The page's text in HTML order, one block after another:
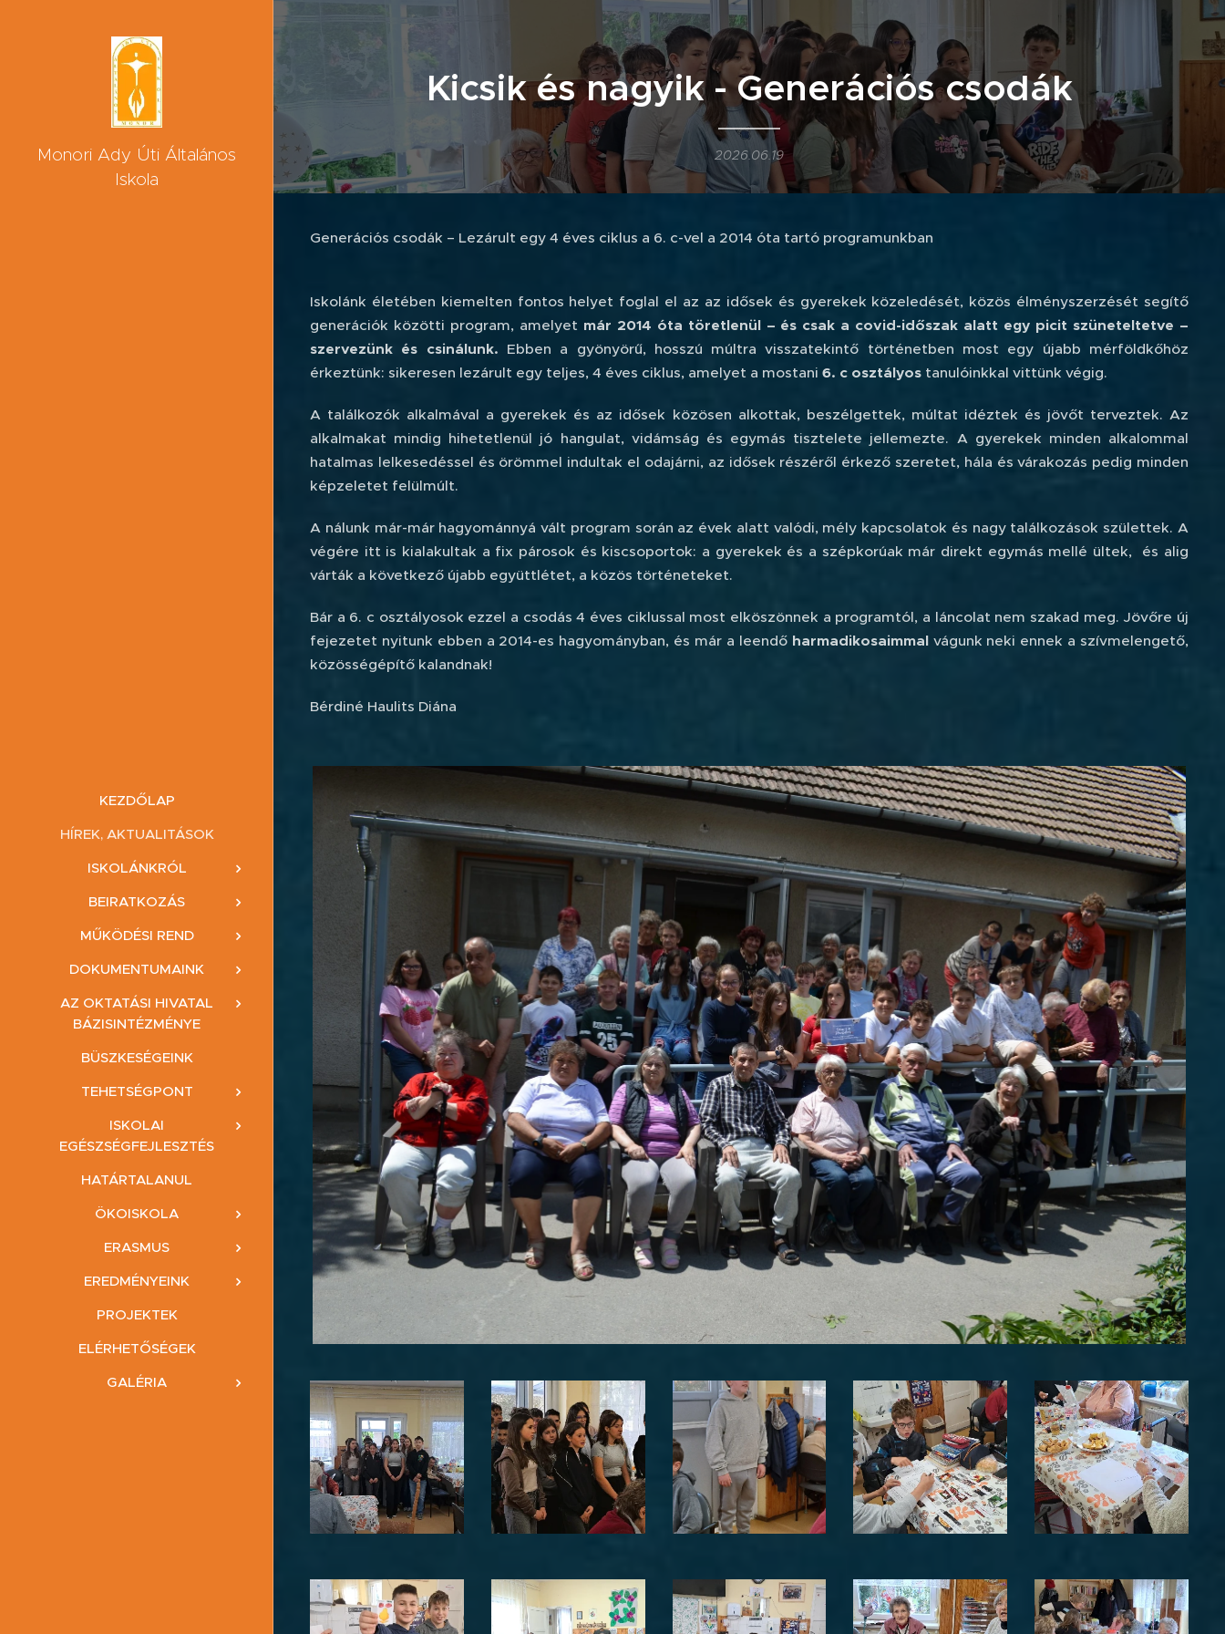
Monori Ady Úti Általános
Iskola
KEZDŐLAP
HÍREK, AKTUALITÁSOK
ISKOLÁNKRÓL
BEIRATKOZÁS
MŰKÖDÉSI REND
DOKUMENTUMAINK
AZ OKTATÁSI HIVATAL
BÁZISINTÉZMÉNYE
BÜSZKESÉGEINK
TEHETSÉGPONT
ISKOLAI
EGÉSZSÉGFEJLESZTÉS
HATÁRTALANUL
ÖKOISKOLA
ERASMUS
EREDMÉNYEINK
PROJEKTEK
ELÉRHETŐSÉGEK
GALÉRIA
Kicsik és nagyik - Generációs csodák
2026.06.19
Generációs csodák – Lezárult egy 4 éves ciklus a 6. c-vel a 2014 óta tartó programunkban
Iskolánk életében kiemelten fontos helyet foglal el az az idősek és gyerekek közeledését, közös élményszerzését segítő
generációk közötti program, amelyet már 2014 óta töretlenül – és csak a covid-időszak alatt egy picit szüneteltetve –
szervezünk és csinálunk. Ebben a gyönyörű, hosszú múltra visszatekintő történetben most egy újabb mérföldkőhöz
érkeztünk: sikeresen lezárult egy teljes, 4 éves ciklus, amelyet a mostani 6. c osztályos tanulóinkkal vittünk végig.
A találkozók alkalmával a gyerekek és az idősek közösen alkottak, beszélgettek, múltat idéztek és jövőt terveztek. Az
alkalmakat mindig hihetetlenül jó hangulat, vidámság és egymás tisztelete jellemezte. A gyerekek minden alkalommal
hatalmas lelkesedéssel és örömmel indultak el odajárni, az idősek részéről érkező szeretet, hála és várakozás pedig minden
képzeletet felülmúlt.
A nálunk már-már hagyománnyá vált program során az évek alatt valódi, mély kapcsolatok és nagy találkozások születtek. A
végére itt is kialakultak a fix párosok és kiscsoportok: a gyerekek és a szépkorúak már direkt egymás mellé ültek, és alig
várták a következő újabb együttlétet, a közös történeteket.
Bár a 6. c osztályosok ezzel a csodás 4 éves ciklussal most elköszönnek a programtól, a láncolat nem szakad meg. Jövőre új
fejezetet nyitunk ebben a 2014-es hagyományban, és már a leendő harmadikosaimmalvágunk neki ennek a szívmelengető,
közösségépítő kalandnak!
Bérdiné Haulits Diána